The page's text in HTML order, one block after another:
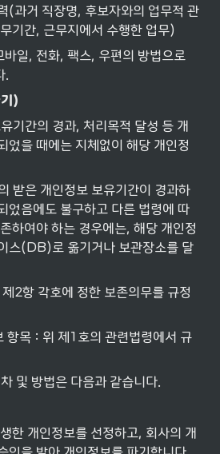
(과거 직장명, 후보자와의 업무적 관
기간, 근무지에서 수행한 업무)
일, 전화, 팩스, 우편의 방법으로
.
)
기간의 경과, 처리목적 달성 등 개
었을 때에는 지체없이 해당 개인정
받은 개인정보 보유기간이 경과하
었음에도 불구하고 다른 법령에 따
하여야 하는 경우에는, 해당 개인정
스(DB)로 옮기거나 보관장소를 달
2항 각호에 정한 보존의무를 규정
항목 : 위 제1호의 관련법령에서 규
및 방법은 다음과 같습니다.
한 개인정보를 선정하고, 회사의 개